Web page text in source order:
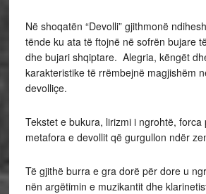
Në shoqatën “Devolli” gjithmonë
tënde ku ata të ftojnë në sofrën bujare
dhe bujari shqiptare. Alegria, këngët
karakteristike të rrëmbejnë magjishëm
devolliçe.
Tekstet e bukura, lirizmi i ngrohtë, forca
metafora e devollit që gurgullon ndër
Të gjithë burra e gra dorë për dore u
nën argëtimin e muzikantit dhe